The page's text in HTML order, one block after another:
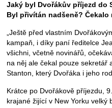
Jaký byl Dvořákův příjezd do
Byl přivítán nadšeně?
„Ještě před vlastním
kampaň, i díky paní ředitelce
všichni, včetně novinářů,
na něj ale čekal pouze sekretář
Stanton, který Dvořáka i jeho
Krátce po Dvořákově příjezdu,
krajané žijící v New Yorku velký